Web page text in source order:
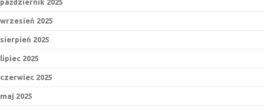
październik 2025
wrzesień 2025
sierpień 2025
lipiec 2025
czerwiec 2025
maj 2025